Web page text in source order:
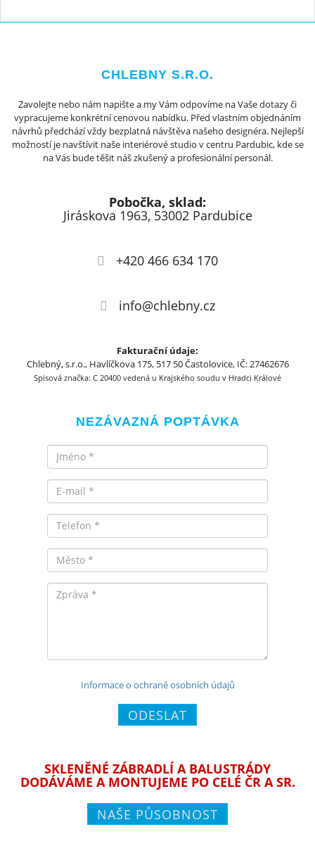
CHLEBNY S.R.O.
Zavolejte nebo nám napište a my Vám odpovíme na Vaše dotazy či
vypracujeme konkrétní cenovou nabídku. Před vlastním objednáním
návrhů předchází vždy bezplatná návštěva našeho designéra. Nejlepší
možností je navštívit naše interiérové studio v centru Pardubic, kde se
na Vás bude těšit náš zkušený a profesionální personál.
Pobočka, sklad:
Jiráskova 1963, 53002 Pardubice
+420 466 634 170
info@chlebny.cz
Fakturační údaje:
Chlebný, s.r.o., Havlíčkova 175, 517 50 Častolovice, IČ: 27462676
Spisová značka: C 20400 vedená u Krajského soudu v Hradci Králové
NEZÁVAZNÁ POPTÁVKA
Informace o ochraně osobních údajů
ODESLAT
SKLENĚNÉ ZÁBRADLÍ A BALUSTRÁDY
DODÁVÁME A MONTUJEME PO CELÉ ČR A SR.
NAŠE PŮSOBNOST